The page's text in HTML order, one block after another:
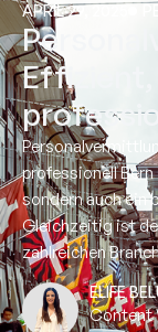
APRIL 29, 2025
Effizient,
professionell
sondern auch
Gleichzeitig ist
zahlreichen
ELIFE
Content